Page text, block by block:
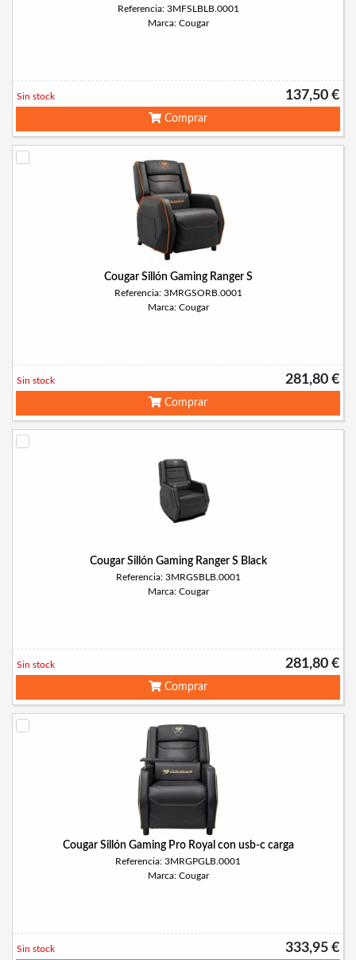
Referencia: 3MFSLBLB.0001
Marca: Cougar
137,50 €
Sin stock
Comprar
Cougar Sillón Gaming Ranger S
Referencia: 3MRGSORB.0001
Marca: Cougar
281,80 €
Sin stock
Comprar
Cougar Sillón Gaming Ranger S Black
Referencia: 3MRGSBLB.0001
Marca: Cougar
281,80 €
Sin stock
Comprar
Cougar Sillón Gaming Pro Royal con usb-c carga
Referencia: 3MRGPGLB.0001
Marca: Cougar
333,95 €
Sin stock